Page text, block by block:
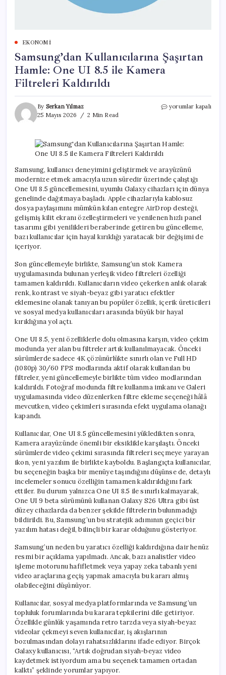
EKONOMI
Samsung’dan Kullanıcılarına Şaşırtan
Hamle: One UI 8.5 ile Kamera
Filtreleri Kaldırıldı
By Serkan Yılmaz
25 Mayıs 2026
2 Min Read
Samsung’dan
One
UI
ile
Kamera
Filtreleri
Kaldırıldı
için
yorumlar kapalı
Samsung, kullanıcı deneyimini geliştirmek ve arayüzünü
modernize etmek amacıyla uzun süredir üzerinde çalıştığı
One UI 8.5 güncellemesini, uyumlu Galaxy cihazları için dünya
genelinde dağıtmaya başladı. Apple cihazlarıyla kablosuz
dosya paylaşımını mümkün kılan entegre AirDrop desteği,
gelişmiş kilit ekranı özelleştirmeleri ve yenilenen hızlı panel
tasarımı gibi yenilikleri beraberinde getiren bu güncelleme,
bazı kullanıcılar için hayal kırıklığı yaratacak bir değişimi de
içeriyor.
Son güncellemeyle birlikte, Samsung’un stok Kamera
uygulamasında bulunan yerleşik video filtreleri özelliği
tamamen kaldırıldı. Kullanıcıların video çekerken anlık olarak
renk, kontrast ve siyah-beyaz gibi yaratıcı efektler
eklemesine olanak tanıyan bu popüler özellik, içerik üreticileri
ve sosyal medya kullanıcıları arasında büyük bir hayal
kırıklığına yol açtı.
One UI 8.5, yeni özelliklerle dolu olmasına karşın, video çekim
modunda yer alan bu filtreler artık kullanılmayacak. Önceki
sürümlerde sadece 4K çözünürlükte sınırlı olan ve Full HD
(1080p) 30/60 FPS modlarında aktif olarak kullanılan bu
filtreler, yeni güncellemeyle birlikte tüm video modlarından
kaldırıldı. Fotoğraf modunda filtre kullanma imkanı ve Galeri
uygulamasında video düzenlerken filtre ekleme seçeneği hâlâ
mevcutken, video çekimleri sırasında efekt uygulama olanağı
kapandı.
Kullanıcılar, One UI 8.5 güncellemesini yükledikten sonra,
Kamera arayüzünde önemli bir eksiklikle karşılaştı. Önceki
sürümlerde video çekimi sırasında filtreleri seçmeye yarayan
ikon, yeni yazılım ile birlikte kayboldu. Başlangıçta kullanıcılar,
bu seçeneğin başka bir menüye taşındığını düşünse de, detaylı
incelemeler sonucu özelliğin tamamen kaldırıldığını fark
ettiler. Bu durum yalnızca One UI 8.5 ile sınırlı kalmayarak,
One UI 9 beta sürümünü kullanan Galaxy S26 Ultra gibi üst
düzey cihazlarda da benzer şekilde filtrelerin bulunmadığı
bildirildi. Bu, Samsung’un bu stratejik adımının geçici bir
yazılım hatası değil, bilinçli bir karar olduğunu gösteriyor.
Samsung’un neden bu yaratıcı özelliği kaldırdığına dair henüz
resmi bir açıklama yapılmadı. Ancak, bazı analistler video
işleme motorunu hafifletmek veya yapay zeka tabanlı yeni
video araçlarına geçiş yapmak amacıyla bu kararı almış
olabileceğini düşünüyor.
Kullanıcılar, sosyal medya platformlarında ve Samsung’un
topluluk forumlarında bu karara tepkilerini dile getiriyor.
Özellikle günlük yaşamında retro tarzda veya siyah-beyaz
videolar çekmeyi seven kullanıcılar, iş akışlarının
bozulmasından dolayı rahatsızlıklarını ifade ediyor. Birçok
Galaxy kullanıcısı, “Artık doğrudan siyah-beyaz video
kaydetmek istiyordum ama bu seçenek tamamen ortadan
kalktı” şeklinde yorumlar yapıyor.